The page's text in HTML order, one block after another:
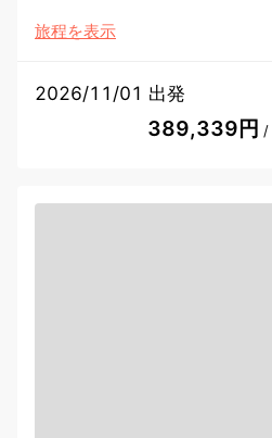
旅程を表示
2026/11/01 出発
389,339円 /